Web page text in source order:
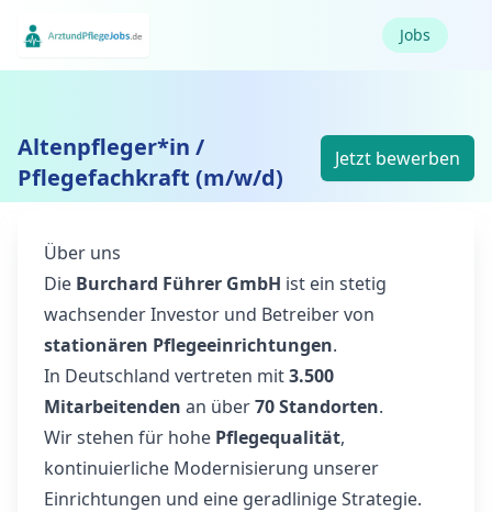
Jobs
Altenpfleger*in /
Pflegefachkraft (m/w/d)
Jetzt bewerben
Über uns
Die Burchard Führer GmbH ist ein stetig
wachsender Investor und Betreiber von
stationären Pflegeeinrichtungen.
In Deutschland vertreten mit3.500
Mitarbeitenden an über70 Standorten.
Wir stehen für hohe Pflegequalität,
kontinuierliche Modernisierung unserer
Einrichtungen und eine geradlinige Strategie.